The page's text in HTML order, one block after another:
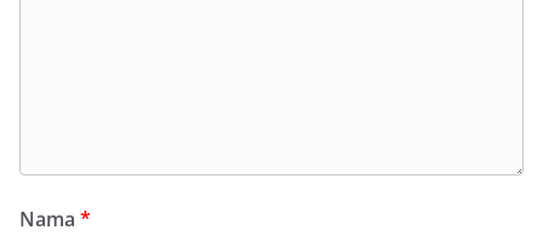
Nama *